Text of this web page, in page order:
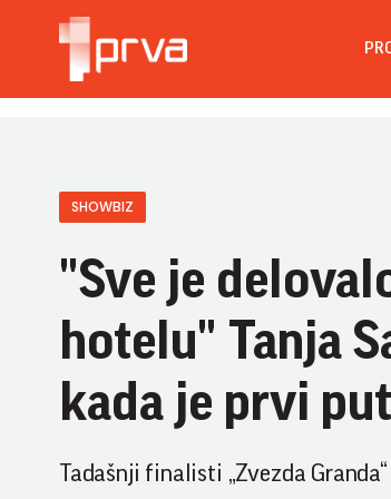
SHOWBIZ
"Sve je
hotelu" Tanja
kada je prvi
Tadašnji finalisti „Zvezda